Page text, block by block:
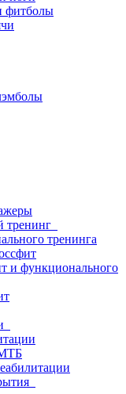
фитболы
тренинг
тренинга
и функционального